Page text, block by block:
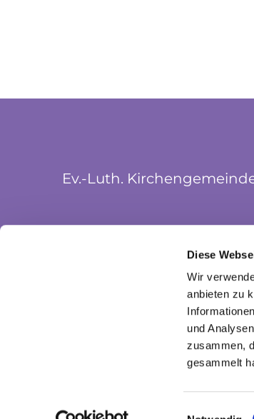
Diese
Wir
anbieten zu
und
zusammen,
gesammelt
Ev.-Luth.